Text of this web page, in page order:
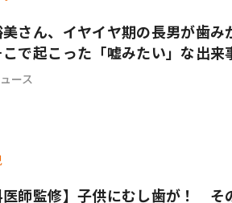
さん、イヤイヤ期の長男が歯み
で起こった「嘘みたい」な出来
ース
医師監修】子供にむし歯が！ そ